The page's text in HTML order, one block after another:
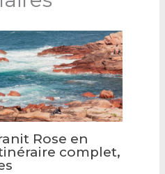
Rose en
complet,